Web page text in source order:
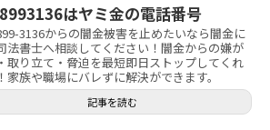
はヤミ金の電話番号
3136からの闇金被害を止めたいなら闇金に
法書士へ相談してください！闇金からの嫌が
取り立て・脅迫を最短即日ストップしてくれ
家族や職場にバレずに解決ができます。
記事を読む